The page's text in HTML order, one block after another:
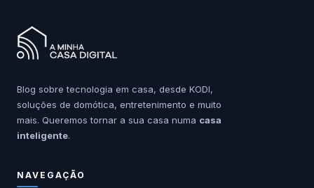
Blog sobre tecnologia em casa, desde KODI,
soluções de domótica, entretenimento e muito
mais. Queremos tornar a sua casa numa casa
inteligente.
NAVEGAÇÃO